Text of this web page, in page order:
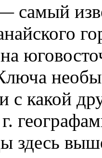
самый
с какой
здесь